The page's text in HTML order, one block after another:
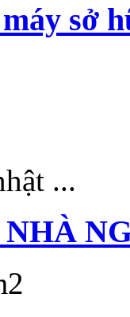
sở
...
NHÀ